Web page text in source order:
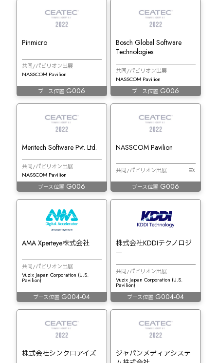
Pinmicro
共同/パビリオン出展
NASSCOM Pavilion
ブース位置 G006
Bosch Global Software
Technologies
共同/パビリオン出展
NASSCOM Pavilion
ブース位置 G006
Meritech Software Pvt. Ltd.
共同/パビリオン出展
NASSCOM Pavilion
ブース位置 G006
NASSCOM Pavilion
共同/パビリオン出展
ブース位置 G006
AMA Xperteye株式会社
共同/パビリオン出展
Vuzix Japan Corporation (U.S.
Pavilion)
ブース位置 G004-04
株式会社KDDIテクノロジ
ー
共同/パビリオン出展
Vuzix Japan Corporation (U.S.
Pavilion)
ブース位置 G004-04
株式会社シンクロアイズ
ジャパンメディアシステ